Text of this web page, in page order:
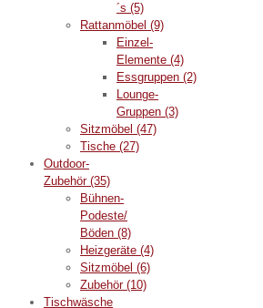
´s (5)
Rattanmöbel (9)
Einzel-
Elemente (4)
Essgruppen (2)
Lounge-
Gruppen (3)
Sitzmöbel (47)
Tische (27)
Outdoor-
Zubehör (35)
Bühnen-
Podeste/
Böden (8)
Heizgeräte (4)
Sitzmöbel (6)
Zubehör (10)
Tischwäsche